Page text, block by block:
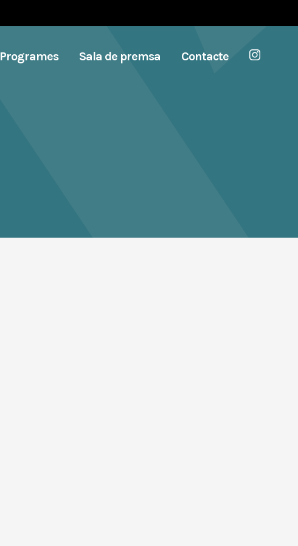
Programes Sala de premsa Contacte